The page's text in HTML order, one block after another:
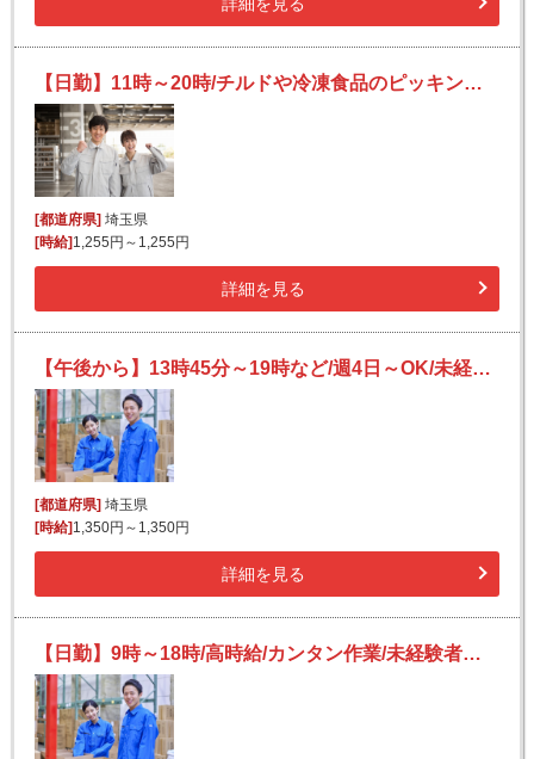
詳細を見る
【日勤】11時～20時/チルドや冷凍食品のピッキング等/未経験歓迎
[都道府県] 埼玉県
[時給] 1,255円～1,255円
詳細を見る
【午後から】13時45分～19時など/週4日～OK/未経験OK/綺麗な施設/タバコの簡単仕分け作業
[都道府県] 埼玉県
[時給] 1,350円～1,350円
詳細を見る
【日勤】9時～18時/高時給/カンタン作業/未経験者さん歓迎/チルド食品の簡単ピッキング